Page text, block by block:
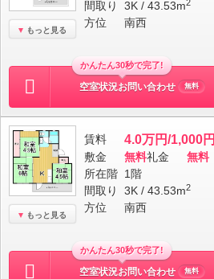
もっと見る
間取り
3K / 43.53m2
方位 南西
かんたん30秒で完了!
空室状況お問い合わせ 無料
もっと見る
賃料 4.0万円/1,000円
敷金 無料礼金
無料
所在階 1階
間取り
3K / 43.53m2
方位 南西
かんたん30秒で完了!
空室状況お問い合わせ 無料